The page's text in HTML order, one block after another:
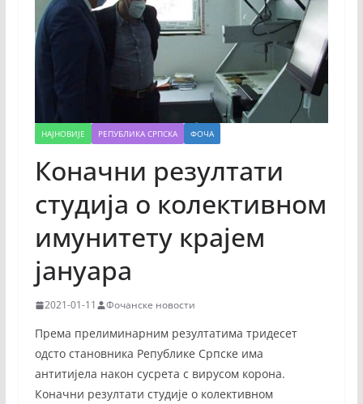
НАЈНОВИЈЕ РЕПУБЛИКА СРПСКА ФОЧА
Коначни резултати
студија о колективном
имунитету крајем
јануара
2021-01-11 Фочанске новости
Према прелиминарним резултатима тридесет
одсто становника Републике Српске има
антитијела након сусрета с вирусом корона.
Коначни резултати студије о колективном